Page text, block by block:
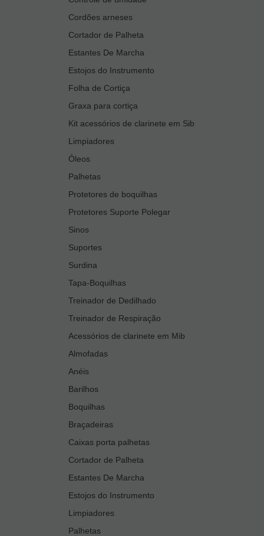
Cordões arneses
Cortador de Palheta
Estantes De Marcha
Estojos do Instrumento
Folha de Cortiça
Graxa para cortiça
Kit acessórios de clarinete em Sib
Limpiadores
Óleos
Palhetas
Protetores de boquilhas
Protetores Suporte Polegar
Sinos
Suportes
Surdina
Tapa-Boquilhas
Treinador de Dedilhado
Treinador de Respiração
Acessórios de clarinete em Mib
Almofadas
Anéis
Barilhos
Boquilhas
Braçadeiras
Caixas porta palhetas
Cortador de Palheta
Estantes De Marcha
Estojos do Instrumento
Limpiadores
Palhetas